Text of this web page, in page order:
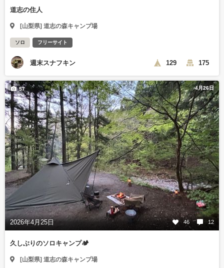
道志の住人
[山梨県] 道志の森キャンプ場
ソロ フリーサイト
週末スナフキン 129 175
4月26日
2026年4月25日 46 12
57
久しぶりのソロキャンプ🏕️
[山梨県] 道志の森キャンプ場